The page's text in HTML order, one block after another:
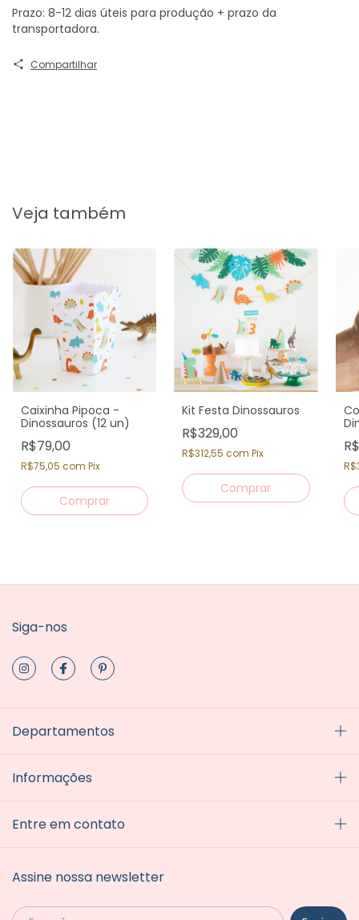
Prazo: 8-12 dias úteis para produção + prazo da
transportadora.
Compartilhar
Veja também
Caixinha Pipoca -
Dinossauros (12 un)
R$79,00
R$75,05 com Pix
Kit Festa Dinossauros
R$329,00
R$312,55com Pix
Siga-nos
Departamentos
Informações
Entre em contato
Assine nossa newsletter